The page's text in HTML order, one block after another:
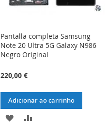
Pantalla completa Samsung
Note 20 Ultra 5G Galaxy N986
Negro Original
220,00 €
Adicionar ao carrinho
ADICIONARADICIONAR